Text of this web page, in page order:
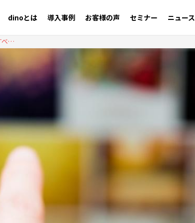
dinoとは 導入事例 お客様の声 セミナー ニュース
【dinoブログ】メディアサイトが無限スクロールを採用すべき5つの理由